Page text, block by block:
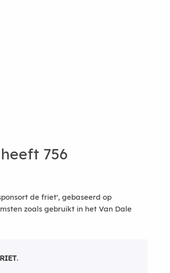
756
de friet', gebaseerd op
zoals gebruikt in het Van Dale
.